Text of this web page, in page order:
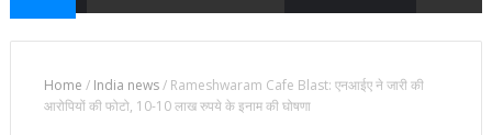
Home / India news/ Rameshwaram Cafe Blast: एनआईए ने जारी की
आरोपियों की फोटो, 10-10 लाख रुपये के इनाम की घोषणा